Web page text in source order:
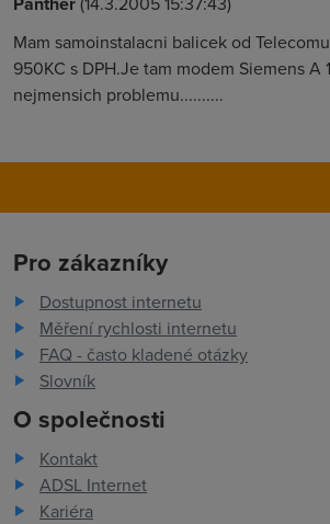
Mam samoinstalacni balicek od
950KC s DPH.Je tam modem Siemens A
nejmensich problemu..........
Pro zákazníky
Dostupnost internetu
Měření rychlosti internetu
FAQ - často kladené otázky
Slovník
O společnosti
Kontakt
ADSL Internet
Kariéra